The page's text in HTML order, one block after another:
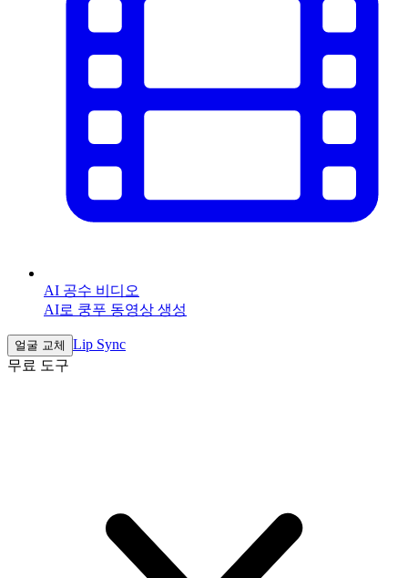
AI 공수 비디오
AI로 쿵푸 동영상 생성
얼굴 교체
Lip Sync
무료 도구